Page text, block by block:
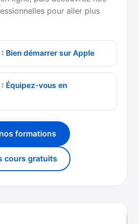
pour aller plus
Bien démarrer sur Apple
Équipez-vous en
formations
cours gratuits